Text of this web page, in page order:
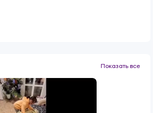
Показать все